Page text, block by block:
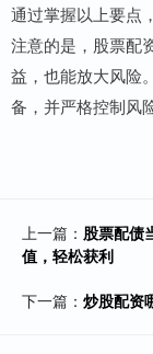
通过掌握以上要点
注意的是，股票配
益，也能放大风险
备，并严格控制风险
上一篇： 股票配债
值，轻松获利
下一篇： 炒股配资